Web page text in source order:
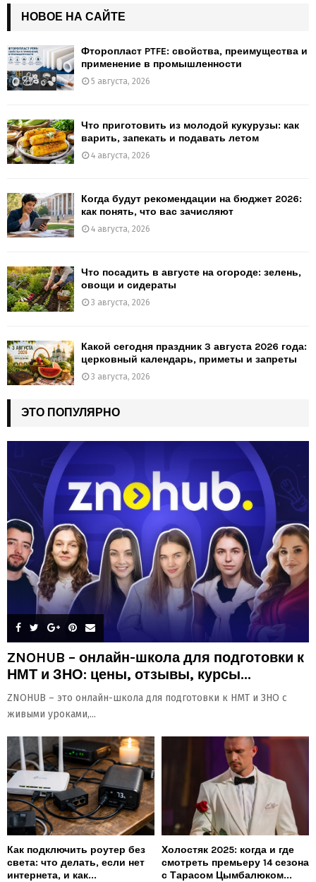
НОВОЕ НА САЙТЕ
Фторопласт PTFE: свойства, преимущества и
применение в промышленности
5 августа, 2026
Что приготовить из молодой кукурузы: как
варить, запекать и подавать летом
4 августа, 2026
Когда будут рекомендации на бюджет 2026:
как понять, что вас зачисляют
4 августа, 2026
Что посадить в августе на огороде: зелень,
овощи и сидераты
3 августа, 2026
Какой сегодня праздник 3 августа 2026 года:
церковный календарь, приметы и запреты
3 августа, 2026
ЭТО ПОПУЛЯРНО
ZNOHUB – онлайн-школа для подготовки к
НМТ и ЗНО: цены, отзывы, курсы...
ZNOHUB – это онлайн-школа для подготовки к НМТ и ЗНО с
живыми уроками,...
Как подключить роутер без
света: что делать, если нет
интернета, и как...
Холостяк 2025: когда и где
смотреть премьеру 14 сезона
с Тарасом Цымбалюком...